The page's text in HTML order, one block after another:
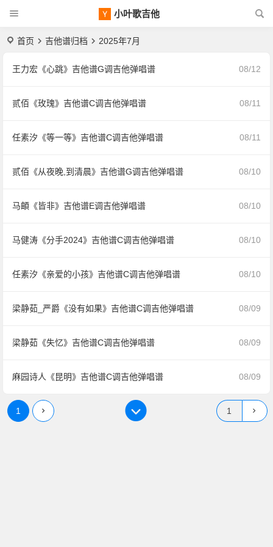
小叶歌吉他
首页 吉他谱归档 2025年7月
08/12
王力宏《心跳》吉他谱G调吉他弹唱谱
08/11
贰佰《玫瑰》吉他谱C调吉他弹唱谱
08/11
任素汐《等一等》吉他谱C调吉他弹唱谱
08/10
贰佰《从夜晚,到清晨》吉他谱G调吉他弹唱谱
08/10
马頔《皆非》吉他谱E调吉他弹唱谱
08/10
马健涛《分手2024》吉他谱C调吉他弹唱谱
08/10
任素汐《亲爱的小孩》吉他谱C调吉他弹唱谱
08/09
梁静茹_严爵《没有如果》吉他谱C调吉他弹唱谱
08/09
梁静茹《失忆》吉他谱C调吉他弹唱谱
08/09
麻园诗人《昆明》吉他谱C调吉他弹唱谱
1